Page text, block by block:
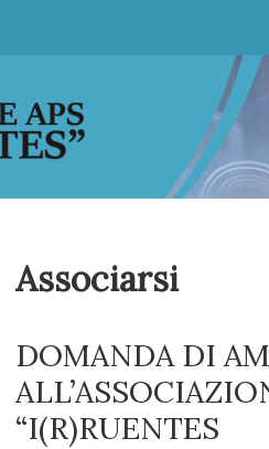
Associarsi
DOMANDA DI
“I(R)RUENTES